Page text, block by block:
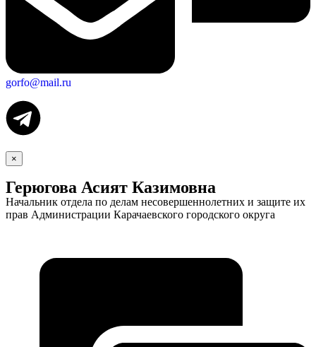
gorfo@mail.ru
×
Герюгова Асият Казимовна
Начальник отдела по делам несовершеннолетних и защите их
прав Администрации Карачаевского городского округа